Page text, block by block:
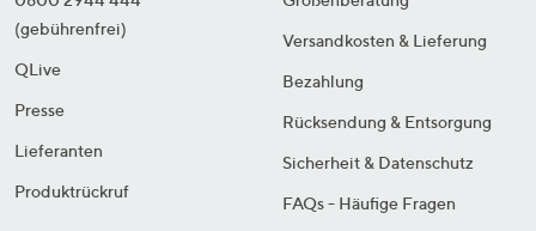
(gebührenfrei)
QLive
Presse
Lieferanten
Produktrückruf
Versandkosten & Lieferung
Bezahlung
Rücksendung & Entsorgung
Sicherheit & Datenschutz
FAQs - Häufige Fragen